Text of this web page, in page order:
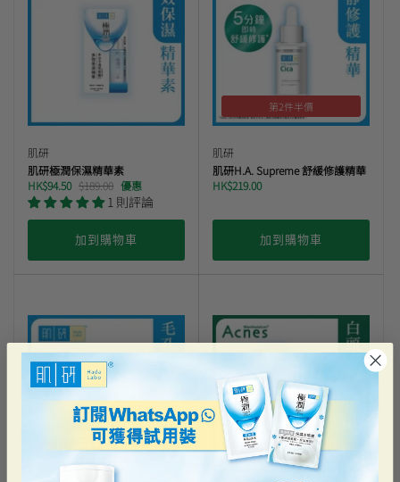
肌研
肌研極潤保濕精華素
HK$94.50 $189.00 優惠
1 則評論
加到購物車
第2件半價
肌研
肌研H.A. Supreme 舒緩修護精華
HK$219.00
加到購物車
第2件半價 買2件75折